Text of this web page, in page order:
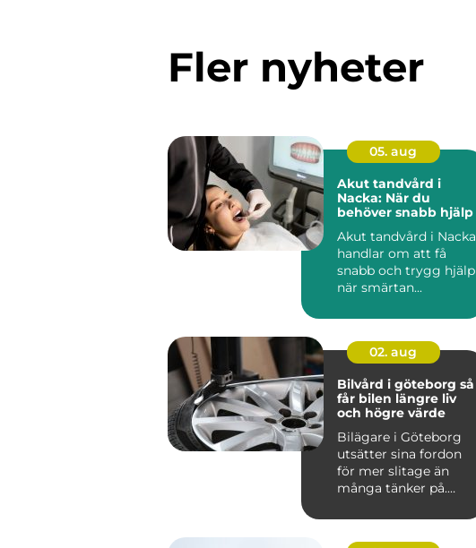
Fler nyheter
05. aug
Akut tandvård i
Nacka: När du
behöver snabb hjälp
Akut tandvård i Nacka
handlar om att få
snabb och trygg hjälp
när smärtan...
02. aug
Bilvård i göteborg så
får bilen längre liv
och högre värde
Bilägare i Göteborg
utsätter sina fordon
för mer slitage än
många tänker på.
fu...